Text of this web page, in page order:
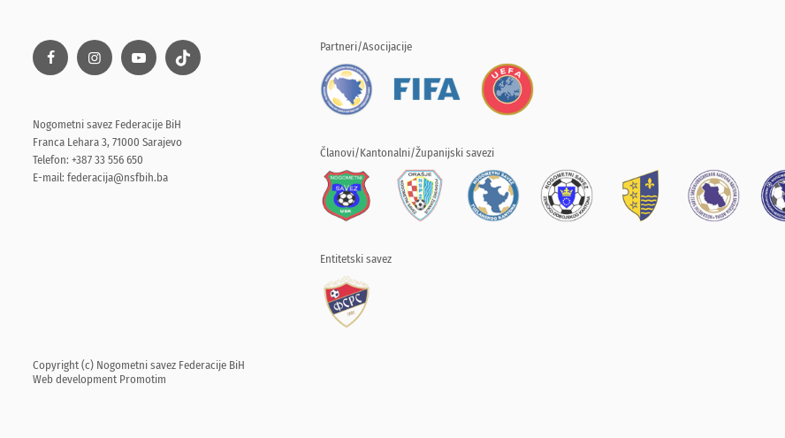
Nogometni savez Federacije BiH
Franca Lehara 3, 71000 Sarajevo
Telefon: +387 33 556 650
E-mail: federacija@nsfbih.ba
Partneri/Asocijacije
Članovi/Kantonalni/Županijski savezi
Entitetski savez
Copyright (c) Nogometni savez Federacije BiH
Web development Promotim